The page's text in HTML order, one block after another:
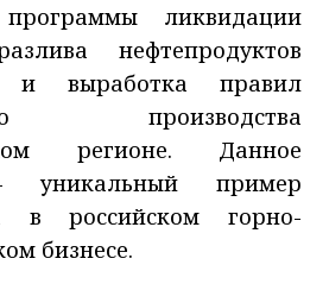
программы ликвидации
нефтепродуктов
и выработка правил
производства
регионе. Данное
уникальный пример
в российском горно-
бизнесе.